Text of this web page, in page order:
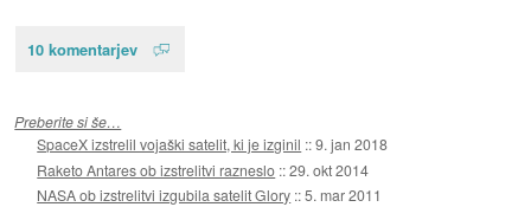
10 komentarjev
Preberite si še…
SpaceX izstrelil vojaški satelit, ki je izginil ::9. jan 2018
Raketo Antares ob izstrelitvi razneslo ::29. okt 2014
NASA ob izstrelitvi izgubila satelit Glory ::5. mar 2011